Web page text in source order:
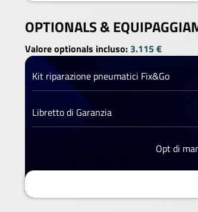
OPTIONALS &
Valore optionals incluso: 3.115 €
Kit riparazione pneumatici Fix&Go
Libretto di Garanzia
Opt di